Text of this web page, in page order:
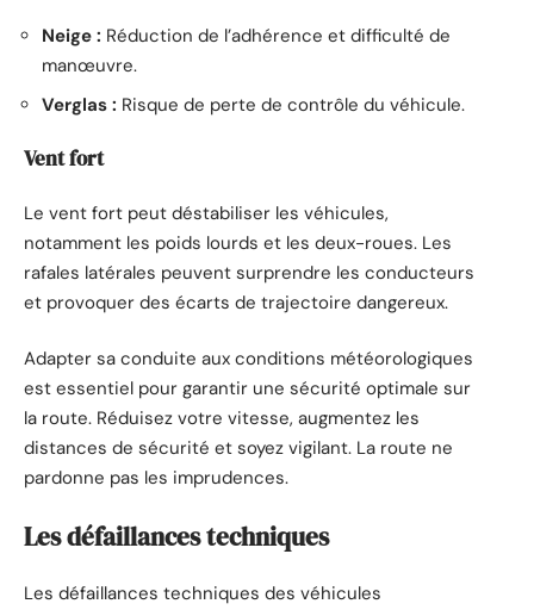
Neige : Réduction de l’adhérence et difficulté de
manœuvre.
Verglas : Risque de perte de contrôle du véhicule.
Vent fort
Le vent fort peut déstabiliser les véhicules,
notamment les poids lourds et les deux-roues. Les
rafales latérales peuvent surprendre les conducteurs
et provoquer des écarts de trajectoire dangereux.
Adapter sa conduite aux conditions météorologiques
est essentiel pour garantir une sécurité optimale sur
la route. Réduisez votre vitesse, augmentez les
distances de sécurité et soyez vigilant. La route ne
pardonne pas les imprudences.
Les défaillances techniques
Les défaillances techniques des véhicules